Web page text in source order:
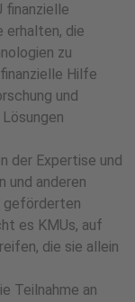
finanzielle
erhalten, die
zu
Hilfe
und
der Expertise und
und anderen
geförderten
es KMUs, auf
die sie allein
Teilnahme an